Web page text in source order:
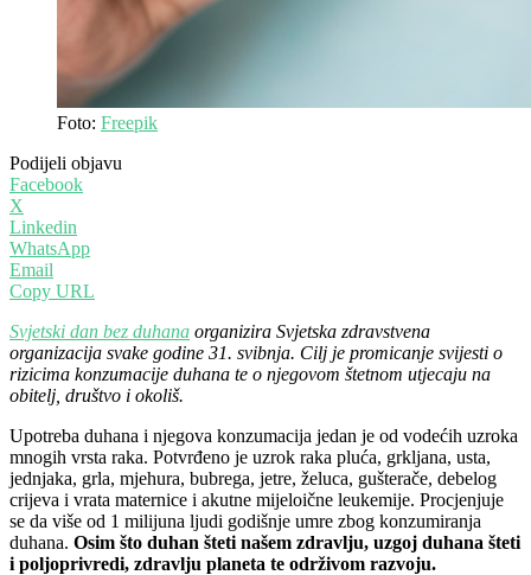
Foto: Freepik
Podijeli objavu
Facebook
X
Linkedin
WhatsApp
Email
Copy URL
Svjetski dan bez duhana organizira Svjetska zdravstvena
organizacija svake godine 31. svibnja. Cilj je promicanje svijesti o
rizicima konzumacije duhana te o njegovom štetnom utjecaju na
obitelj, društvo i okoliš.
Upotreba duhana i njegova konzumacija jedan je od vodećih uzroka
mnogih vrsta raka. Potvrđeno je uzrok raka pluća, grkljana, usta,
jednjaka, grla, mjehura, bubrega, jetre, želuca, gušterače, debelog
crijeva i vrata maternice i akutne mijeloične leukemije. Procjenjuje
se da više od 1 milijuna ljudi godišnje umre zbog konzumiranja
duhana. Osim što duhan šteti našem zdravlju, uzgoj duhana šteti
i poljoprivredi, zdravlju planeta te održivom razvoju.